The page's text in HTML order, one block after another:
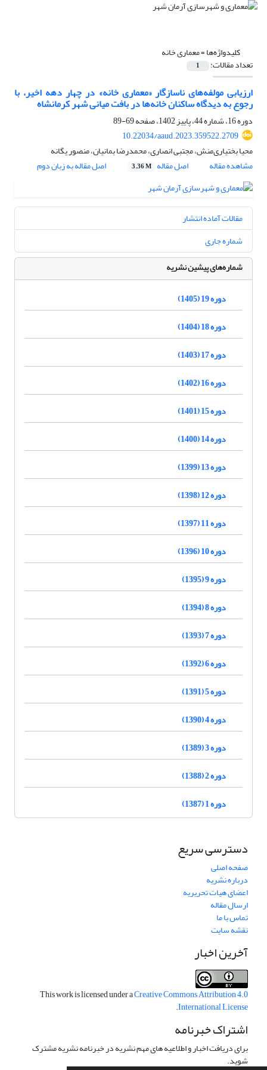
کلیدواژه‌ها =معماری خانه
تعداد مقالات: 1
ارزیابی مولفه‌های ناسازگار «معماری خانه» در چهار دهه اخیر، با
رجوع به دیدگاه ساکنان خانه‌‌ها در بافت میانی شهر کرمانشاه
دوره 16، شماره 44، پاییز 1402، صفحه
69-89
10.22034/aaud.2023.359522.2709
محیا بختیاری‌منش، مجتبی انصاری، محمدرضا بمانیان، منصور یگانه
مشاهده مقاله
اصل مقاله 3.36 M اصل مقاله به زبان دوم
مقالات آماده انتشار
شماره جاری
شماره‌های پیشین نشریه
دوره 19 (1405)
دوره 18 (1404)
دوره 17 (1403)
دوره 16 (1402)
دوره 15 (1401)
دوره 14 (1400)
دوره 13 (1399)
دوره 12 (1398)
دوره 11 (1397)
دوره 10 (1396)
دوره 9 (1395)
دوره 8 (1394)
دوره 7 (1393)
دوره 6 (1392)
دوره 5 (1391)
دوره 4 (1390)
دوره 3 (1389)
دوره 2 (1388)
دوره 1 (1387)
دسترسی سریع
صفحه اصلی
درباره نشریه
اعضای هیات تحریریه
ارسال مقاله
تماس با ما
نقشه سایت
آخرین اخبار
This work is licensed under aCreative Commons Attribution 4.0
International License
.
اشتراک خبرنامه
برای دریافت اخبار و اطلاعیه های مهم نشریه در خبرنامه نشریه مشترک
شوید.